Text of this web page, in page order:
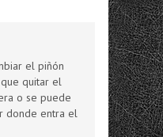
el piñón
quitar el
o se puede
donde entra el